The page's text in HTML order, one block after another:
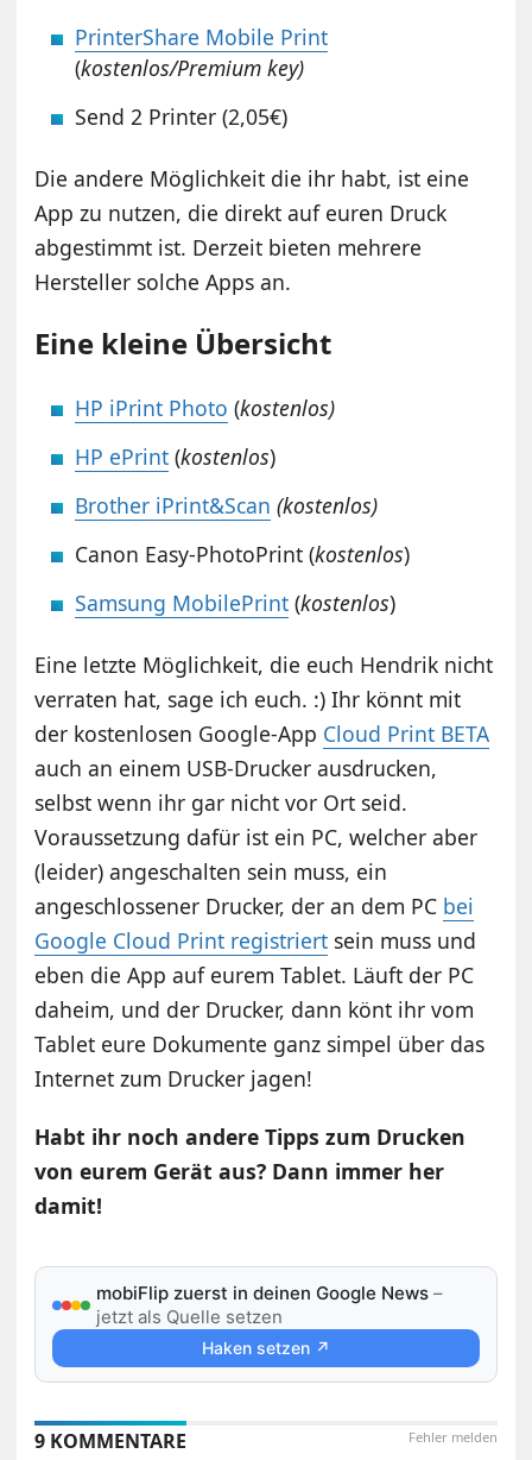
PrinterShare Mobile Print
(kostenlos/Premium key)
Send 2 Printer (2,05€)
Die andere Möglichkeit die ihr habt, ist eine
App zu nutzen, die direkt auf euren Druck
abgestimmt ist. Derzeit bieten mehrere
Hersteller solche Apps an.
Eine kleine Übersicht
HP iPrint Photo (kostenlos)
HP ePrint (kostenlos)
Brother iPrint&Scan (kostenlos)
Canon Easy-PhotoPrint (kostenlos)
Samsung MobilePrint (kostenlos)
Eine letzte Möglichkeit, die euch Hendrik nicht
verraten hat, sage ich euch. :) Ihr könnt mit
der kostenlosen Google-App Cloud Print BETA
auch an einem USB-Drucker ausdrucken,
selbst wenn ihr gar nicht vor Ort seid.
Voraussetzung dafür ist ein PC, welcher aber
(leider) angeschalten sein muss, ein
angeschlossener Drucker, der an dem PC bei
Google Cloud Print registriert sein muss und
eben die App auf eurem Tablet. Läuft der PC
daheim, und der Drucker, dann könt ihr vom
Tablet eure Dokumente ganz simpel über das
Internet zum Drucker jagen!
Habt ihr noch andere Tipps zum Drucken
von eurem Gerät aus? Dann immer her
damit!
mobiFlip zuerst in deinen Google News –
jetzt als Quelle setzen
Haken setzen ↗
Fehler melden
9 KOMMENTARE